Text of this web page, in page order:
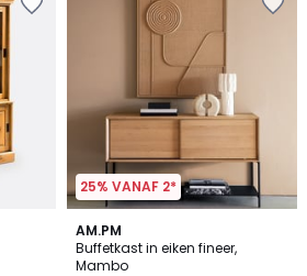
25% VANAF 2*
AM.PM
Buffetkast in eiken fineer,
Mambo
4.3
/ 5